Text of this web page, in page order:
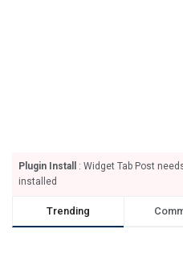
Plugin Install
: Widget Tab Post
installed
Trending